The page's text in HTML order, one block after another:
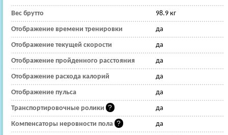
Вес брутто 98.9 кг
Отображение времени тренировки да
Отображение текущей скорости да
Отображение пройденного расстояния да
Отображение расхода калорий да
Отображение пульса да
Транспортировочные ролики да
Компенсаторы неровности пола да